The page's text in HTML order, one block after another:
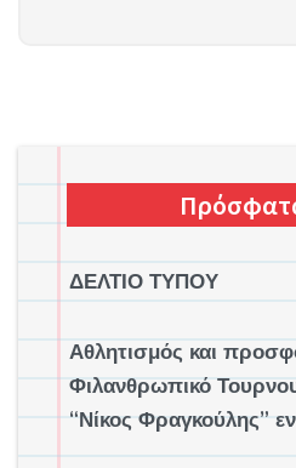
ΔΕΛΤΙΟ ΤΥΠΟΥ
Αθλητισμός και
Φιλανθρωπικό
“Νίκος Φραγκούλης”